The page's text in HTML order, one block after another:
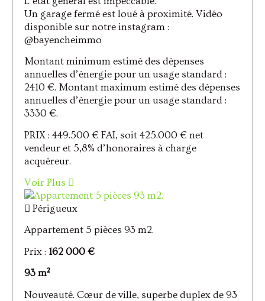
Un garage fermé est loué à proximité. Vidéo
disponible sur notre instagram :
@bayencheimmo
Montant minimum estimé des dépenses
annuelles d’énergie pour un usage standard :
2410 €. Montant maximum estimé des dépenses
annuelles d’énergie pour un usage standard :
3330 €.
PRIX : 449.500 € FAI, soit 425.000 € net
vendeur et 5,8% d’honoraires à charge
acquéreur.
Voir Plus
Périgueux
Appartement 5 pièces 93 m2.
Prix : 162 000 €
93 m²
Nouveauté. Cœur de ville, superbe duplex de 93